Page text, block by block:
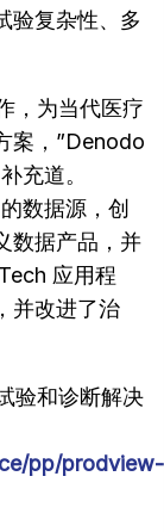
验复杂性、多
，为当代医疗
案，”Denodo
充道。
数据源，创
数据产品，并
应用程
并改进了治
验和诊断解决
pp/prodview-